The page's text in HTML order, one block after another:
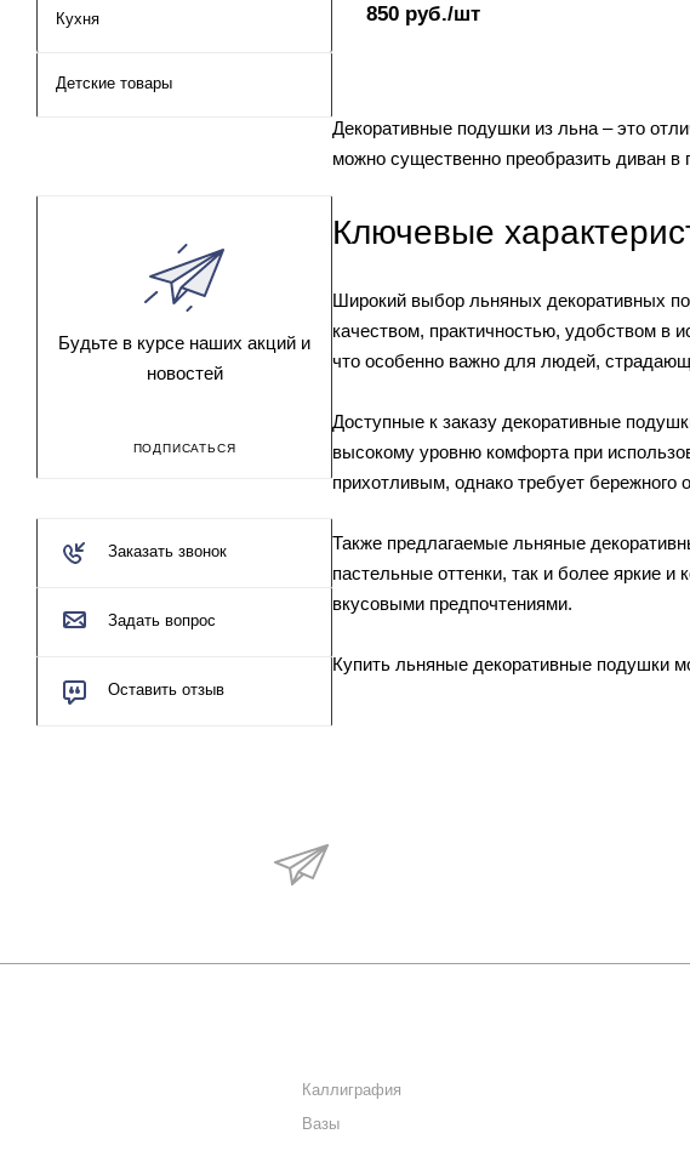
850 руб./шт
Декоративные подушки из льна – это
можно существенно преобразить диван в
Ключевые
Широкий выбор льняных декоративных
качеством, практичностью, удобством в
что особенно важно для людей,
Доступные к заказу декоративные
высокому уровню комфорта при
прихотливым, однако требует бережного
Также предлагаемые льняные
пастельные оттенки, так и более яркие
вкусовыми предпочтениями.
Купить льняные декоративные подушки
Кухня
Детские товары
Будьте в курсе наших акций и
новостей
ПОДПИСАТЬСЯ
Заказать звонок
Задать вопрос
Оставить отзыв
Каллиграфия
Вазы